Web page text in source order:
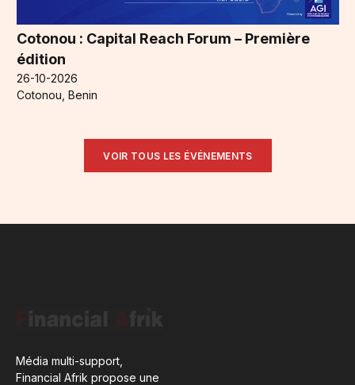
Cotonou : Capital Reach Forum – Première
édition
26-10-2026
Cotonou, Benin
VOIR TOUS LES ÉVÉNEMENTS
Média multi-support,
Financial Afrik propose une